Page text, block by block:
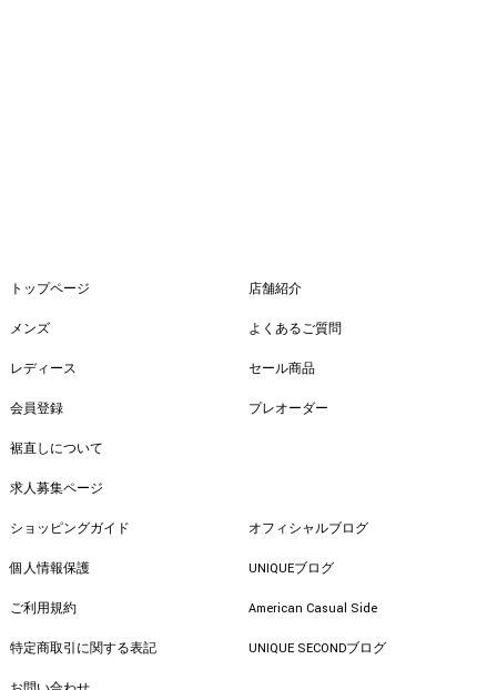
トップページ
メンズ
レディース
会員登録
裾直しについて
求人募集ページ
店舗紹介
よくあるご質問
セール商品
プレオーダー
ショッピングガイド
個人情報保護
ご利用規約
特定商取引に関する表記
オフィシャルブログ
UNIQUEブログ
American Casual Side
UNIQUE SECONDブログ